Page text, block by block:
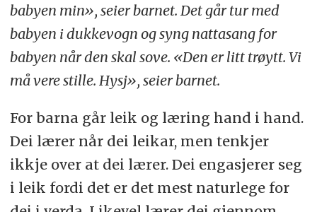
babyen min», seier barnet. Det går tur med
babyen i dukkevogn og syng nattasang for
babyen når den skal sove. «Den er litt trøytt. Vi
må vere stille. Hysj», seier barnet.
For barna går leik og læring hand i hand.
Dei lærer når dei leikar, men tenkjer
ikkje over at dei lærer. Dei engasjerer seg
i leik fordi det er det mest naturlege for